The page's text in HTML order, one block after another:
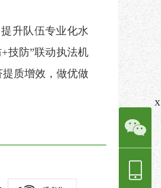
升队伍专业化水
+技防”联动执法机
质增效，做优做
x